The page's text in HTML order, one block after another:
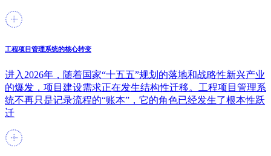
工程项目管理系统的核心转变
进入2026年，随着国家“十五五”规划的落地和战略性新兴产业
的爆发，项目建设需求正在发生结构性迁移。工程项目管理系
统不再只是记录流程的“账本”，它的角色已经发生了根本性跃
迁